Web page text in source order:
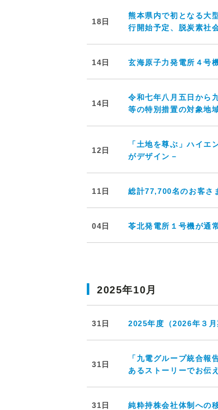
18日
熊本県内で初となる大
行開始予定、脱炭素社
14日 玄海原子力発電所４号
14日
令和七年八月五日から
等の特別措置の対象地
12日
「土地を尊ぶ」ハイ
がデザイン－
11日 総計77,700名のお客さ
04日 苓北発電所１号機が通
2025年10月
31日 2025年度（2026年３
31日
「九電グループ統合
あるストーリーでお伝
31日 純粋持株会社体制への